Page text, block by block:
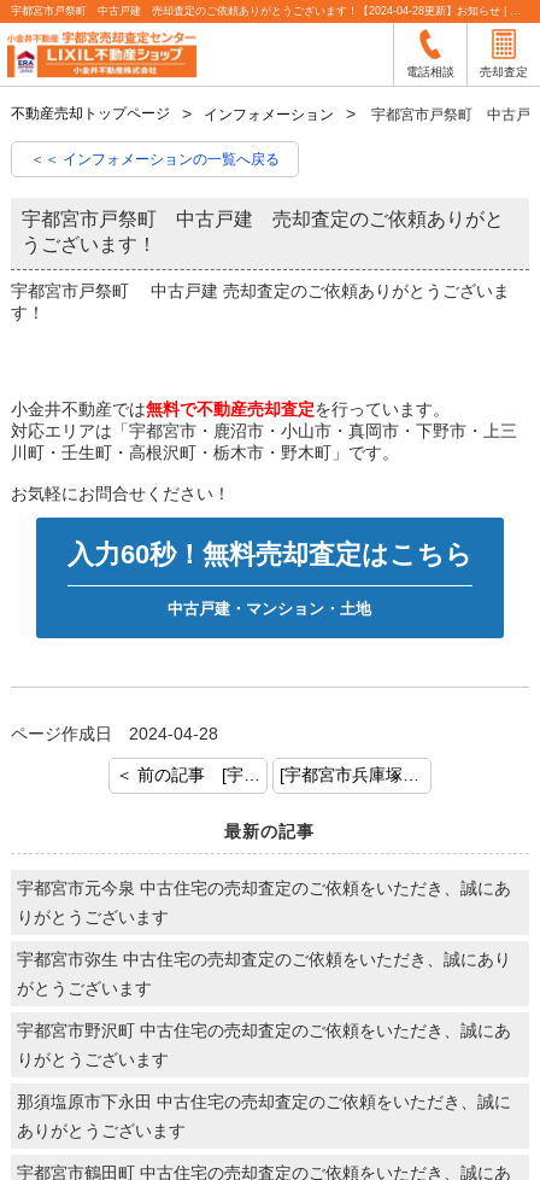
宇都宮市戸祭町 中古戸建 売却査定のご依頼ありがとうございます！【2024-04-28更新】お知らせ | 宇都宮市の不動産売却査定なら小金井不動産
電話相談 売却査定
不動産売却トップページ インフォメーション 宇都宮市戸祭町 中古戸
＜＜ インフォメーションの一覧へ戻る
宇都宮市戸祭町 中古戸建 売却査定のご依頼ありがと
うございます！
宇都宮市戸祭町 中古戸建 売却査定のご依頼ありがとうございま
す！
小金井不動産では無料で不動産売却査定を行っています。
対応エリアは「宇都宮市・鹿沼市・小山市・真岡市・下野市・上三
川町・壬生町・高根沢町・栃木市・野木町」です。
お気軽にお問合せください！
入力60秒！無料売却査定はこちら
中古戸建・マンション・土地
ページ作成日 2024-04-28
＜ 前の記事 [宇都宮市宝木本町 土地 売却査定のご依頼ありがとうございます！]
最新の記事
宇都宮市元今泉 中古住宅の売却査定のご依頼をいただき、誠にあ
りがとうございます
宇都宮市弥生 中古住宅の売却査定のご依頼をいただき、誠にあり
がとうございます
宇都宮市野沢町 中古住宅の売却査定のご依頼をいただき、誠にあ
りがとうございます
那須塩原市下永田 中古住宅の売却査定のご依頼をいただき、誠に
ありがとうございます
宇都宮市鶴田町 中古住宅の売却査定のご依頼をいただき、誠にあ